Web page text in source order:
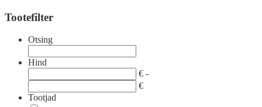
Tootefilter
Otsing
Hind
€ -
€
Tootjad